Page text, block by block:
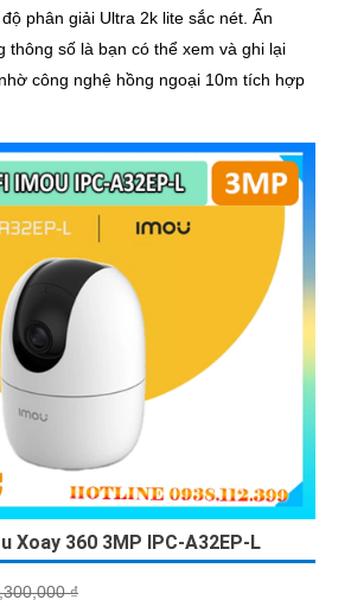
phân giải Ultra 2k lite sắc nét. Ấn
thông số là bạn có thể xem và ghi lại
công nghệ hồng ngoại 10m tích hợp
Xoay 360 3MP IPC-A32EP-L
₫